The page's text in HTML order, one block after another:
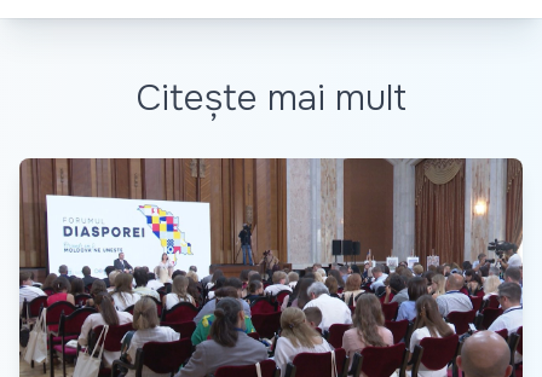
Citește mai mult